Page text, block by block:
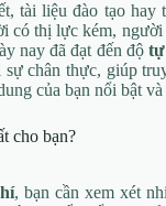
tài liệu đào tạo hay
có thị lực kém,
nay đã đạt đến độ tự
chân thực, giúp
của bạn nổi bật
cho bạn?
, bạn cần xem xét